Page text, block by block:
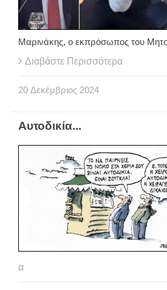
Μαρινάκης, ο εκπρόσωπος του
Διαβάστε Περισσότερα
20 Δεκέμβριος 2024
Αυτοδικία...
α